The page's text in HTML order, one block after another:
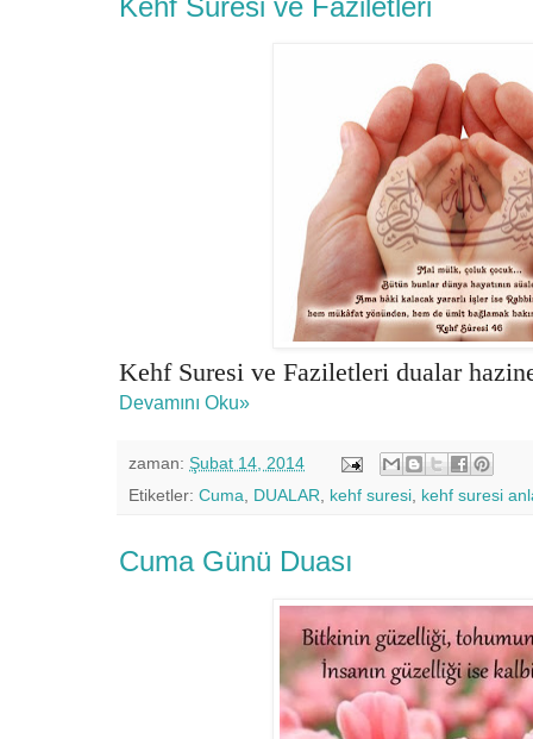
Kehf Suresi ve Faziletleri dualar
Devamını Oku»
zaman: Şubat 14, 2014
Etiketler: Cuma, DUALAR, kehf suresi, kehf suresi
Cuma Günü Duası